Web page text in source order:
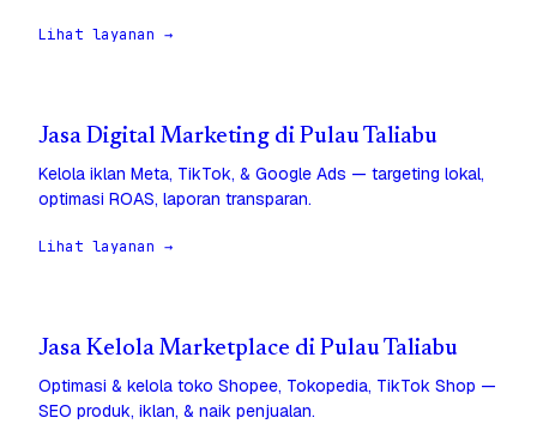
Lihat layanan →
Jasa Digital Marketing di Pulau Taliabu
Kelola iklan Meta, TikTok, & Google Ads — targeting lokal,
optimasi ROAS, laporan transparan.
Lihat layanan →
Jasa Kelola Marketplace di Pulau Taliabu
Optimasi & kelola toko Shopee, Tokopedia, TikTok Shop —
SEO produk, iklan, & naik penjualan.